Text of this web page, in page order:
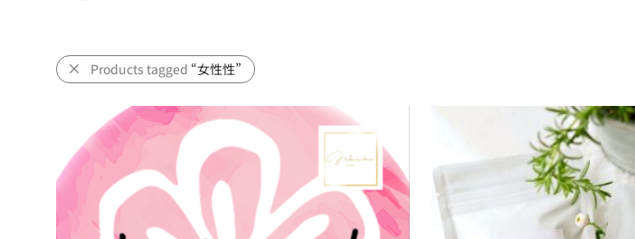
Products tagged “女性性”